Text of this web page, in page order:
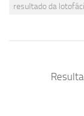
resultado da